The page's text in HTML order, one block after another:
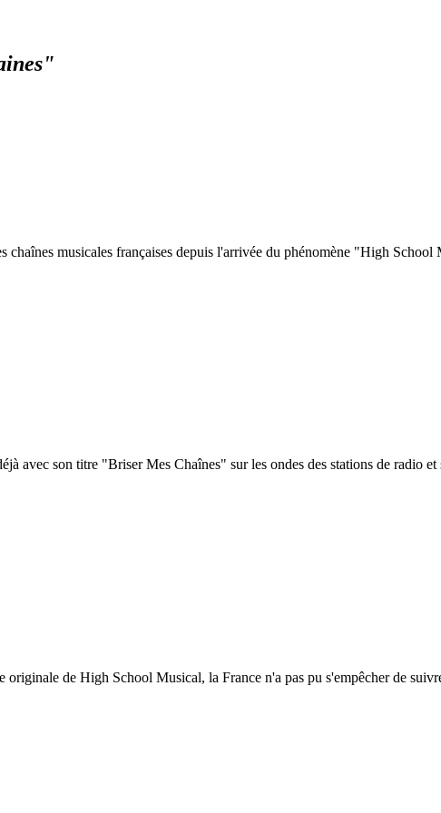
chaînes musicales françaises depuis l'arrivée du phénomène "High
avec son titre "Briser Mes Chaînes" sur les ondes des stations de radio
originale de High School Musical, la France n'a pas pu s'empêcher de